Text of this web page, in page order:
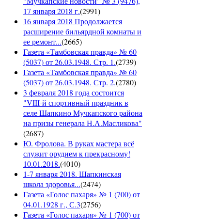
17 января 2018 г.(2991)
16 января 2018 Продолжается
расширение бильярдной комнаты и
ее ремонт...(2665)
Газета «Тамбовская правда» № 60
(5037) от 26.03.1948. Стр. 1.(2739)
Газета «Тамбовская правда» № 60
(5037) от 26.03.1948. Стр. 2.(2780)
3 февраля 2018 года состоится
"VIII-й спортивный праздник в
селе Шапкино Мучкапского района
на призы генерала Н.А.Масликова"
(2687)
Ю. Фролова. В руках мастера всё
служит орудием к прекрасному!
10.01.2018.(4010)
1-7 января 2018. Шапкинская
школа здоровья...(2474)
Газета «Голос пахаря» № 1 (700) от
04.01.1928 г., С.3(2756)
Газета «Голос пахаря» № 1 (700) от